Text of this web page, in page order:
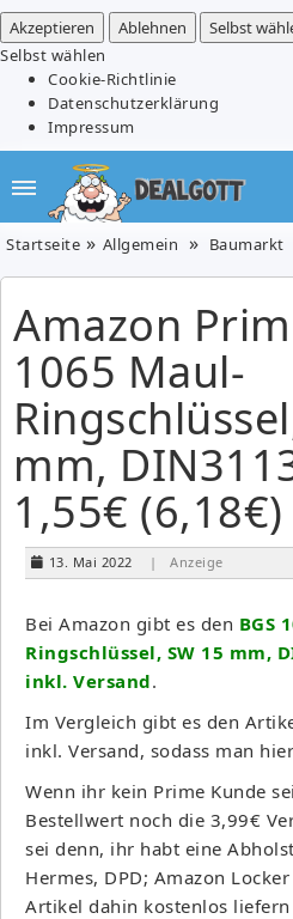
Akzeptieren
Ablehnen Selbst
Selbst wählen
Cookie-Richtlinie
Datenschutzerklärung
Impressum
Startseite Allgemein Baumarkt
Amazon
1065 Maul-
mm,
1,55€ (6,18€)
13. Mai 2022 | Anzeige
Bei Amazon gibt es den BGS
Ringschlüssel, SW 15 mm,
inkl. Versand.
Im Vergleich gibt es den
inkl. Versand, sodass man
Wenn ihr kein Prime Kunde
Bestellwert noch die 3,99€
sei denn, ihr habt eine
Hermes, DPD; Amazon
Artikel dahin kostenlos